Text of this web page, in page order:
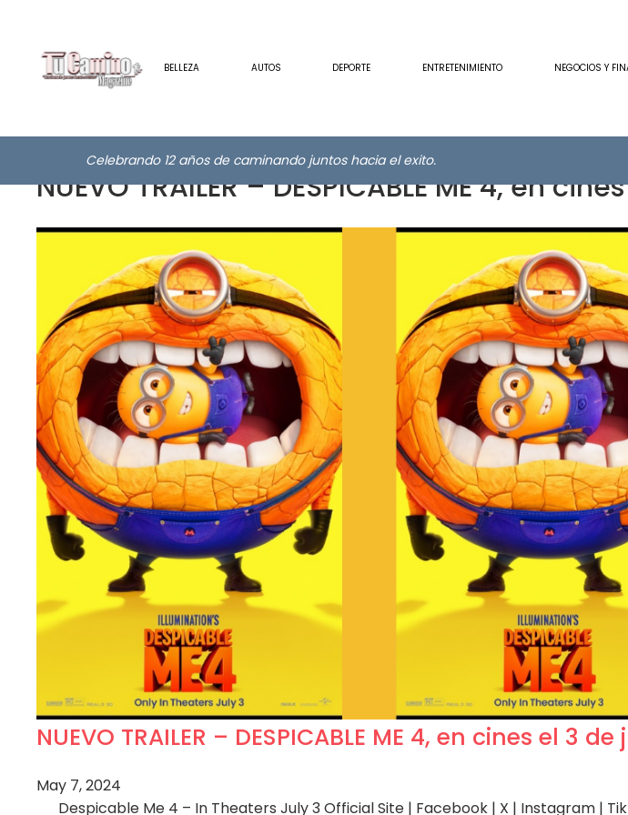
BELLEZA AUTOS DEPORTE ENTRETENIMIENTO NEGOCIOS Y
Celebrando 12 años de caminando juntos hacia el exito.
NUEVO TRAILER – DESPICABLE ME 4, en
NUEVO TRAILER – DESPICABLE ME 4, en cines el 3 de
May 7, 2024
Despicable Me 4 – In Theaters July 3 Official Site | Facebook | X | Instagram |